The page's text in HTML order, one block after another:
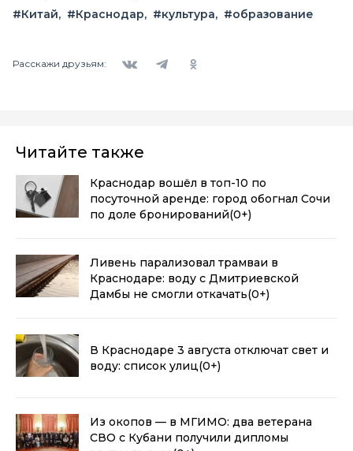
#Китай #Краснодар #культура #образование
Расскажи друзьям:
Читайте также
Краснодар вошёл в топ-10 по
посуточной аренде: город обогнал Сочи
по доле бронирований(0+)
Ливень парализовал трамваи в
Краснодаре: воду с Дмитриевской
Дамбы не смогли откачать(0+)
В Краснодаре 3 августа отключат свет и
воду: список улиц(0+)
Из окопов — в МГИМО: два ветерана
СВО с Кубани получили дипломы